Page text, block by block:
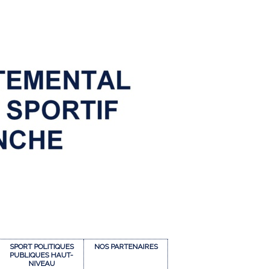
SPORT POLITIQUES
PUBLIQUES HAUT-
NIVEAU
NOS PARTENAIRES